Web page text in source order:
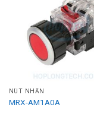
NÚT NHẤN
MRX-AM1A0A